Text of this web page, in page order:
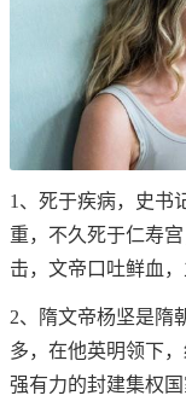
1、死于疾病，史书
重，不久死于仁寿
击，文帝口吐鲜血，
2、隋文帝杨坚是隋
多，在他英明领下
强有力的封建集权